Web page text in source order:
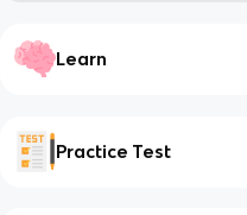
Learn
Practice Test